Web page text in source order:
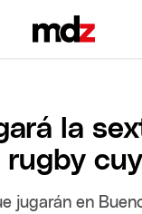
la
rugby
jugarán en